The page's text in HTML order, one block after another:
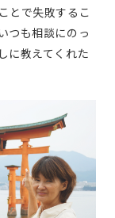
とで失敗するこ
つも相談にのっ
に教えてくれた